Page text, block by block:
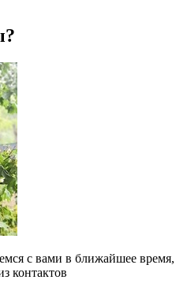
с вами в ближайшее время,
контактов